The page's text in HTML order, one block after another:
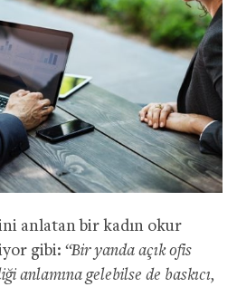
anlatan bir kadın okur
gibi: “Bir yanda açık ofis
anlamına gelebilse de baskıcı,